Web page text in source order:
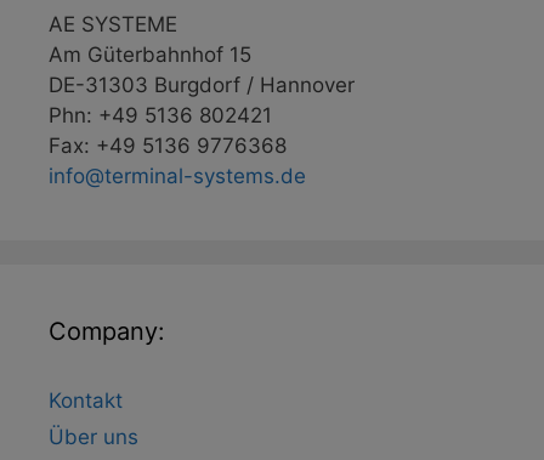
AE SYSTEME
Am Güterbahnhof 15
DE-31303 Burgdorf / Hannover
Phn: +49 5136 802421
Fax: +49 5136 9776368
info@terminal-systems.de
Company:
Kontakt
Über uns